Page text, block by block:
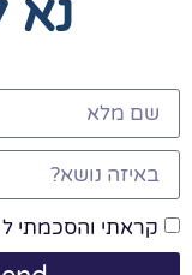
נא
קראתי והסכמתי ל